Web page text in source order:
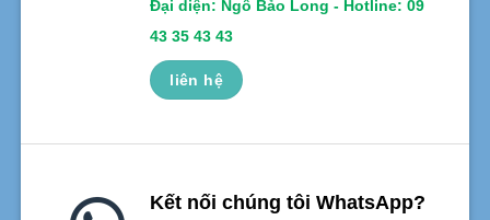
Đại diện: Ngô Bảo Long - Hotline: 09
43 35 43 43
liên hệ
Kết nối chúng tôi WhatsApp?